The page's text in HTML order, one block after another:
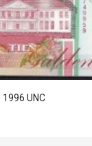
UNC